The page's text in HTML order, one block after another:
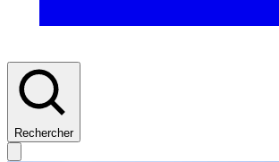
Rechercher